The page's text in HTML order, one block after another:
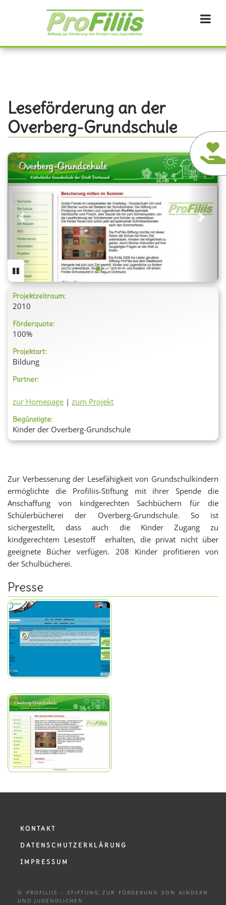
Leseförderung an der
Overberg-Grundschule
Previous Next
Projektzeitraum:
2010
Förderquote:
100%
Projektart:
Bildung
Partner:
zur Homepage | zum Projekt
Begünstigte:
Kinder der Overberg-Grundschule
Zur Verbesserung der Lesefähigkeit von Grundschulkindern
ermöglichte die Profiliis-Stiftung mit ihrer Spende die
Anschaffung von kindgerechten Sachbüchern für die
Schülerbücherei der Overberg-Grundschule. So ist
sichergestellt, dass auch die Kinder Zugang zu
kindgerechtem Lesestoff erhalten, die privat nicht über
geeignete Bücher verfügen. 208 Kinder profitieren von
der Schulbücherei.
Presse
KONTAKT
DATENSCHUTZERKLÄRUNG
IMPRESSUM
© PROFILIIS - STIFTUNG ZUR FÖRDERUNG VON KINDERN
UND JUGENDLICHEN